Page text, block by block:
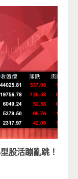
股活蹦亂跳！